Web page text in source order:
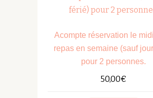
Acompte réservation le
repas en semaine (sauf
pour 2 personnes.
50,00€